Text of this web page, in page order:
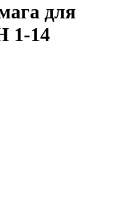
для
1-14